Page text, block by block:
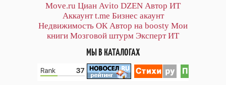
Move.ru Циан Avito DZEN Автор ИТ
Аккаунт t.me Бизнес акаунт
Недвижимость ОК Автор на boosty Мои
книги Мозговой штурм Эксперт ИТ
МЫ В КАТАЛОГАХ